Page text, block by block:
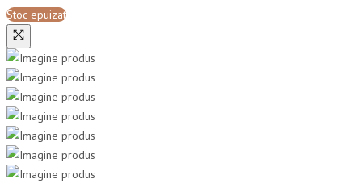
Stoc epuizat